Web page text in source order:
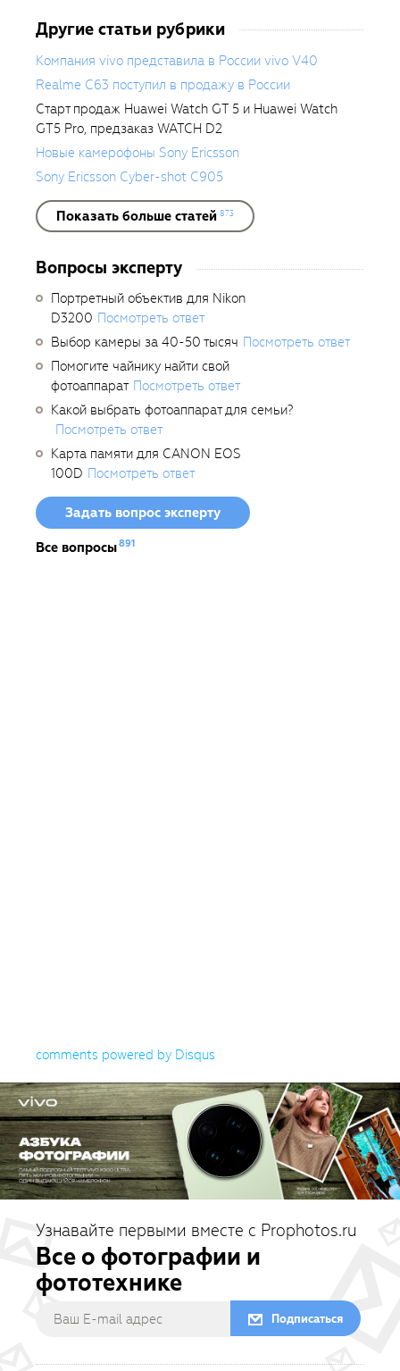
Другие статьи рубрики
Компания vivo представила в России vivo V40
Realme С63 поступил в продажу в России
Cтарт продаж Huawei Watch GT 5 и Huawei Watch
GT5 Pro, предзаказ WATCH D2
Новые камерофоны Sony Ericsson
Sony Ericsson Cyber-shot C905
Показать больше статей 873
Вопросы эксперту
Портретный объектив для Nikon
D3200 Посмотреть ответ
Выбор камеры за 40-50 тысяч Посмотреть ответ
Помогите чайнику найти свой
фотоаппарат Посмотреть ответ
Какой выбрать фотоаппарат для семьи?
Посмотреть ответ
Карта памяти для CANON EOS
100D Посмотреть ответ
Задать вопрос эксперту
Все вопросы891
comments powered by Disqus
Узнавайте первыми вместе с Prophotos.ru
Все о фотографии и
фототехнике
Подписаться